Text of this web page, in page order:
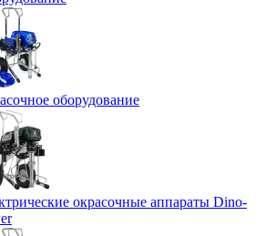
оборудование
окрасочные аппараты Dino-